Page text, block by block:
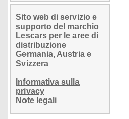
Sito web di servizio e
supporto del marchio
Lescars per le aree di
distribuzione
Germania, Austria e
Svizzera
Informativa sulla
privacy
Note legali